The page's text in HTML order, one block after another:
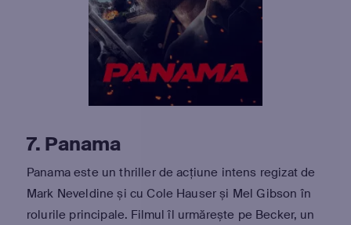
7. Panama
Panama este un thriller de acțiune intens regizat de
Mark Neveldine și cu Cole Hauser și Mel Gibson în
rolurile principale. Filmul îl urmărește pe Becker, un